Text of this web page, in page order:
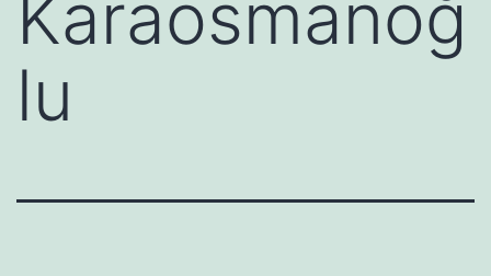
Karaosmanoğ
lu